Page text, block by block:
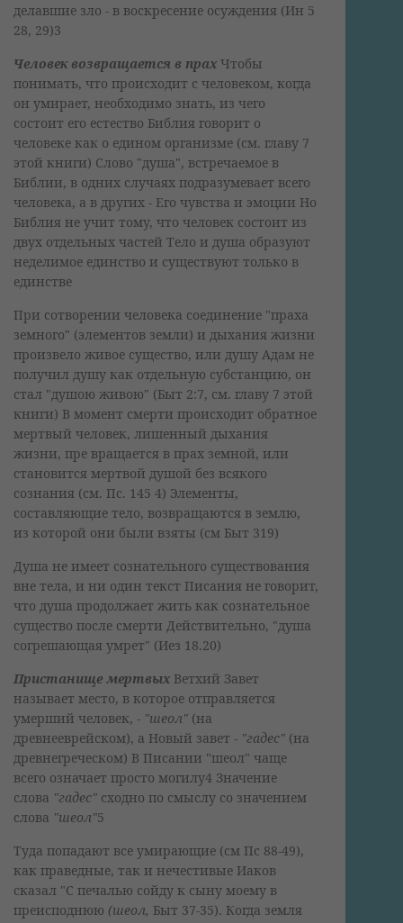
делавшие зло - в воскресение осуждения (Ин 5
28, 29)3
Человек возвращается в прах Чтобы
понимать, что происходит с человеком, когда
он умирает, необходимо знать, из чего
состоит его естество Библия говорит о
человеке как о едином организме (см. главу 7
этой книги) Слово "душа", встречаемое в
Библии, в одних случаях подразумевает всего
человека, а в других - Его чувства и эмоции Но
Библия не учит тому, что человек состоит из
двух отдельных частей Тело и душа образуют
неделимое единство и существуют только в
единстве
При сотворении человека соединение "праха
земного" (элементов земли) и дыхания жизни
произвело живое существо, или душу Адам не
получил душу как отдельную субстанцию, он
стал "душою живою" (Быт 2:7, см. главу 7 этой
книги) В момент смерти происходит обратное
мертвый человек, лишенный дыхания
жизни, пре вращается в прах земной, или
становится мертвой душой без всякого
сознания (см. Пс. 145 4) Элементы,
составляющие тело, возвращаются в землю,
из которой они были взяты (см Быт 319)
Душа не имеет сознательного существования
вне тела, и ни один текст Писания не говорит,
что душа продолжает жить как сознательное
существо после смерти Действительно, "душа
согрешающая умрет" (Иез 18.20)
Пристанище мертвых Ветхий Завет
называет место, в которое отправляется
умерший человек, - "шеол" (на
древнееврейском), а Новый завет - "гадес" (на
древнегреческом) В Писании "шеол" чаще
всего означает просто могилу4 Значение
слова "гадес" сходно по смыслу со значением
слова "шеол"5
Туда попадают все умирающие (см Пс 88-49),
как праведные, так и нечестивые Иаков
сказал "С печалью сойду к сыну моему в
преисподнюю (шеол, Быт 37-35). Когда земля